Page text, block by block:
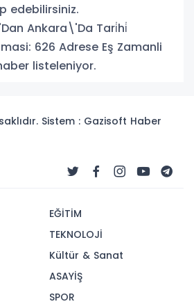
edebilirsiniz.
Ankara\'Da Tari̇hi̇
626 Adrese Eş Zamanli
listeleniyor.
Sistem : Gazisoft Haber
EĞİTİM
TEKNOLOJİ
Kültür & Sanat
ASAYİŞ
SPOR